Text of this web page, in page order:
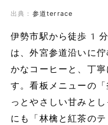
出典： 参道terrace
伊勢市駅から徒歩1
は、外宮参道沿いに
かなコーヒーと、丁
す。看板メニューの
っとやさしい甘みと
にも「林檎と紅茶の